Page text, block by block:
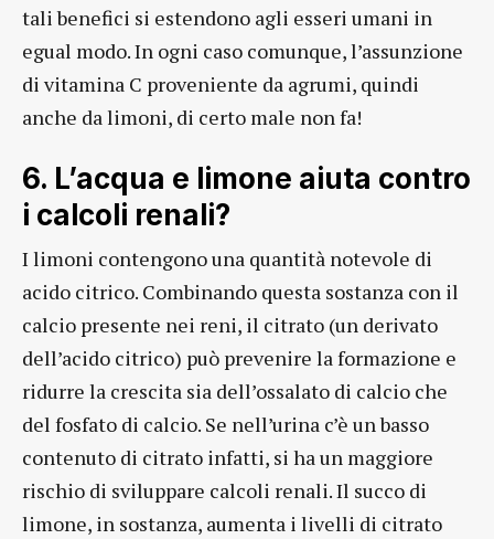
tali benefici si estendono agli esseri umani in
egual modo. In ogni caso comunque, l’assunzione
di vitamina C proveniente da agrumi, quindi
anche da limoni, di certo male non fa!
6. L’acqua e limone aiuta contro
i calcoli renali?
I limoni contengono una quantità notevole di
acido citrico. Combinando questa sostanza con il
calcio presente nei reni, il citrato (un derivato
dell’acido citrico) può prevenire la formazione e
ridurre la crescita sia dell’ossalato di calcio che
del fosfato di calcio. Se nell’urina c’è un basso
contenuto di citrato infatti, si ha un maggiore
rischio di sviluppare calcoli renali. Il succo di
limone, in sostanza, aumenta i livelli di citrato